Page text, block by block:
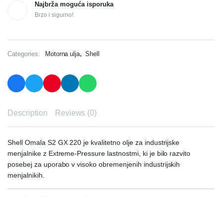
Najbrža moguća isporuka
Brzo i sigurno!
Categories: Motorna ulja, Shell
Description Reviews (0)
Shell Omala S2 GX 220 je kvalitetno olje za industrijske
menjalnike z Extreme-Pressure lastnostmi, ki je bilo razvito
posebej za uporabo v visoko obremenjenih industrijskih
menjalnikih.